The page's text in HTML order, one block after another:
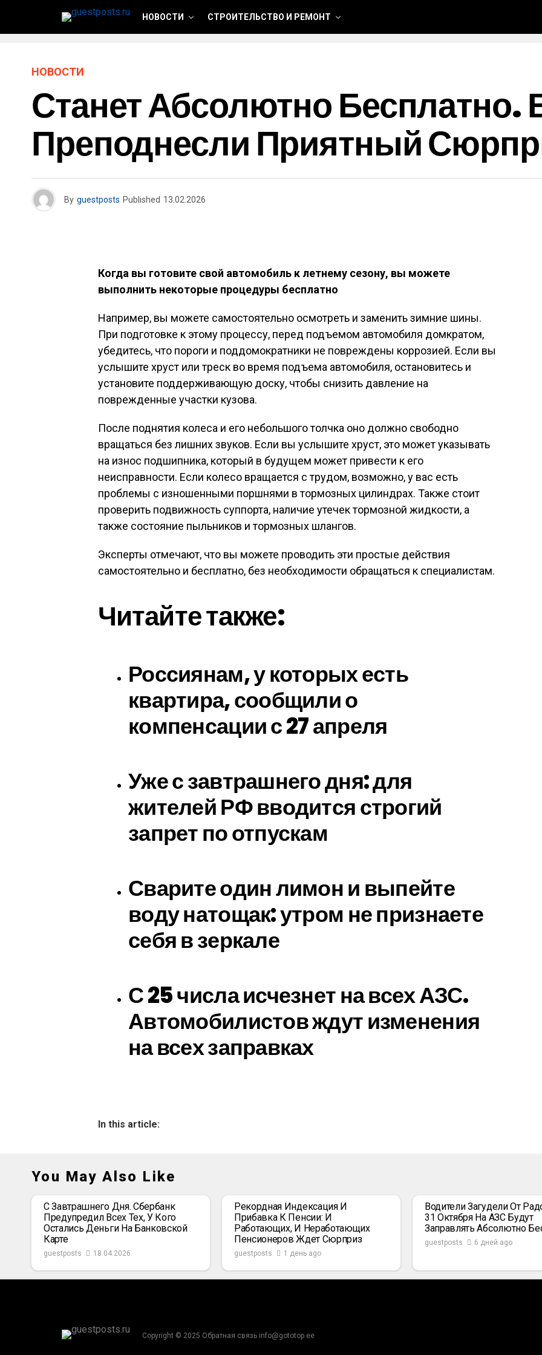
НОВОСТИ СТРОИТЕЛЬСТВО И РЕМОНТ
НОВОСТИ
Станет Абсолютно Бесплатно.
Преподнесли Приятный
By guestposts Published 13.02.2026
Когда вы готовите свой автомобиль к летнему сезону, вы можете
выполнить некоторые процедуры бесплатно
Например, вы можете самостоятельно осмотреть и заменить зимние шины.
При подготовке к этому процессу, перед подъемом автомобиля домкратом,
убедитесь, что пороги и поддомократники не повреждены коррозией. Если вы
услышите хруст или треск во время подъема автомобиля, остановитесь и
установите поддерживающую доску, чтобы снизить давление на
поврежденные участки кузова.
После поднятия колеса и его небольшого толчка оно должно свободно
вращаться без лишних звуков. Если вы услышите хруст, это может указывать
на износ подшипника, который в будущем может привести к его
неисправности. Если колесо вращается с трудом, возможно, у вас есть
проблемы с изношенными поршнями в тормозных цилиндрах. Также стоит
проверить подвижность суппорта, наличие утечек тормозной жидкости, а
также состояние пыльников и тормозных шлангов.
Эксперты отмечают, что вы можете проводить эти простые действия
самостоятельно и бесплатно, без необходимости обращаться к специалистам.
Читайте также:
Россиянам, у которых есть
квартира, сообщили о
компенсации с 27 апреля
Уже с завтрашнего дня: для
жителей РФ вводится строгий
запрет по отпускам
Сварите один лимон и выпейте
воду натощак: утром не признаете
себя в зеркале
С 25 числа исчезнет на всех АЗС.
Автомобилистов ждут изменения
на всех заправках
In this article:
You May Also Like
С Завтрашнего Дня. Сбербанк
Предупредил Всех Тех, У Кого
Остались Деньги На Банковской
Карте
guestposts 18.04.2026
Рекордная Индексация И
Прибавка К Пенсии: И
Работающих, И Неработающих
Пенсионеров Ждет Сюрприз
guestposts 1 день ago
Водители Загудели От
31 Октября На АЗС Будут
Заправлять Абсолютно
guestposts 6 дней ago
Copyright © 2025 Обратная связь info@gototop.ee